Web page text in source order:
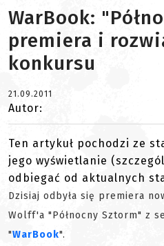
WarBook:
premiera i
konkursu
21.09.2011
Autor:
Ten artykuł pochodzi ze
jego wyświetlanie
odbiegać od aktualnych
Dzisiaj odbyła się premiera
Wolff'a "Północny Sztorm" z
"WarBook".